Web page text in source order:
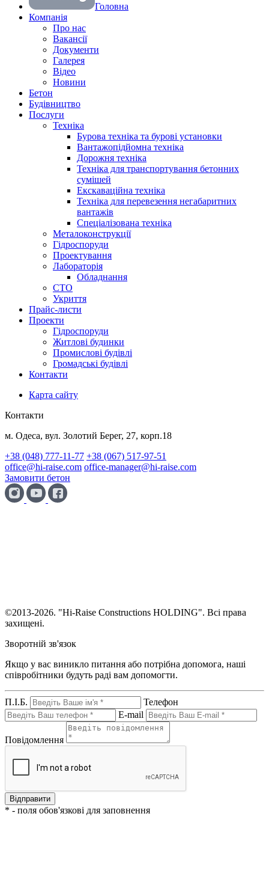
Головна
Компанiя
Про нас
Вакансії
Документи
Галерея
Вiдео
Новини
Бетон
Будівництво
Послуги
Техніка
Бурова техніка та бурові установки
Вантажопідйомна техніка
Дорожня техніка
Техніка для транспортування бетонних
сумішей
Екскаваційна техніка
Техніка для перевезення негабаритних
вантажів
Спеціалізована техніка
Металоконструкції
Гідроспоруди
Проектування
Лабораторія
Обладнання
СТО
Укриття
Прайс-листи
Проекти
Гiдроспоруди
Житлові будинки
Промислові будівлі
Громадські будівлі
Контакти
Карта сайту
Контакти
м. Одеса, вул. Золотий Берег, 27, корп.18
+38 (048) 777-11-77 +38 (067) 517-97-51
office@hi-raise.com office-manager@hi-raise.com
Замовити бетон
©2013-2026. "Hi-Raise Constructions HOLDING". Всі права
захищені.
Зворотній зв'язок
Якщо у вас виникло питання або потрібна допомога, наші
співробітники будуть раді вам допомогти.
П.І.Б.
Телефон
E-mail
Повідомлення
* - поля обов'язкові для заповнення